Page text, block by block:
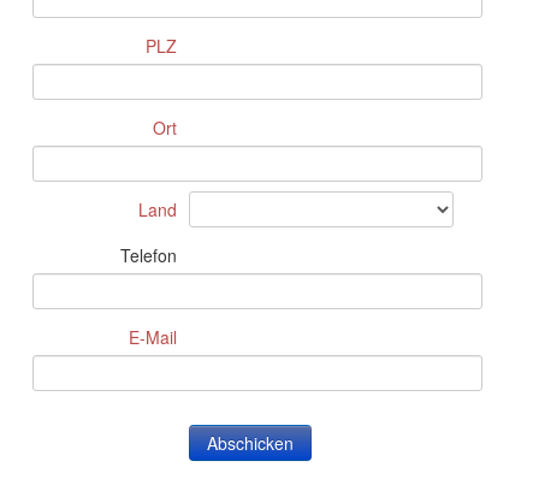
PLZ
Ort
Land
Telefon
E-Mail